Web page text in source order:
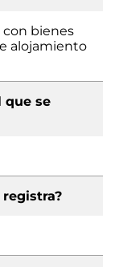
con bienes
alojamiento
que se
registra?